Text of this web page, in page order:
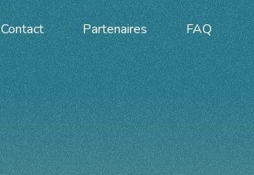
Contact Partenaires FAQ